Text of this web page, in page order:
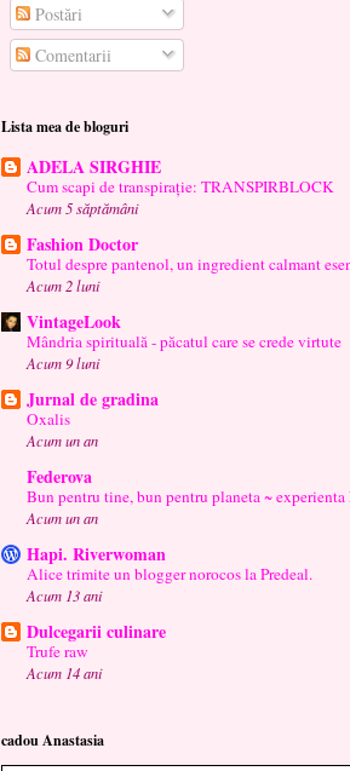
Postări
Comentarii
Lista mea de bloguri
ADELA SIRGHIE
Cum scapi de transpirație: TRANSPIRBLOCK
Acum 5 săptămâni
Fashion Doctor
Totul despre pantenol, un ingredient calmant
Acum 2 luni
VintageLook
Mândria spirituală - păcatul care se crede virtute
Acum 9 luni
Jurnal de gradina
Oxalis
Acum un an
Federova
Bun pentru tine, bun pentru planeta ~ experienta
Acum un an
Hapi. Riverwoman
Alice trimite un blogger norocos la Predeal.
Acum 13 ani
Dulcegarii culinare
Trufe raw
Acum 14 ani
cadou Anastasia